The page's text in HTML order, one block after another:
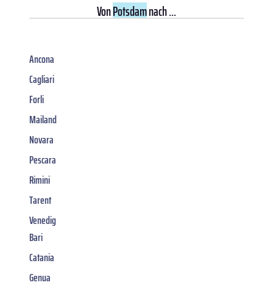
VonPotsdamnach ...
Ancona
Cagliari
Forli
Mailand
Novara
Pescara
Rimini
Tarent
Venedig
Bari
Catania
Genua